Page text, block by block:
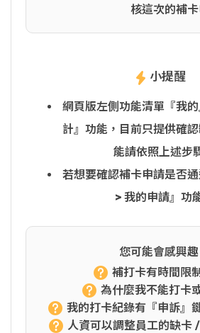
核這次的補
小提醒
網頁版左側功能清單『我
計』功能，目前只提供確
能請依照上述步
若想要確認補卡申請是否
> 我的申請』功
您可能會感興趣
補打卡有時間限
為什麼我不能打卡
我的打卡紀錄有『申訴』
人資可以調整員工的缺卡